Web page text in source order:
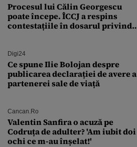
Procesul lui Călin Georgescu
poate începe. ÎCCJ a respins
contestațiile în dosarul privind
Digi24
Ce spune Ilie Bolojan despre
publicarea declarației de avere a
partenerei sale de viață
Cancan.ro
Valentin Sanfira o acuză pe
Codruța de adulter? 'Am iubit doi
ochi ce m-au înșelat!'